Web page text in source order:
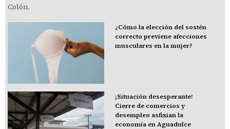
¿Cómo la elección del sostén
correcto previene afecciones
musculares en la mujer?
¡Situación desesperante!
Cierre de comercios y
desempleo asfixian la
economía en Aguadulce